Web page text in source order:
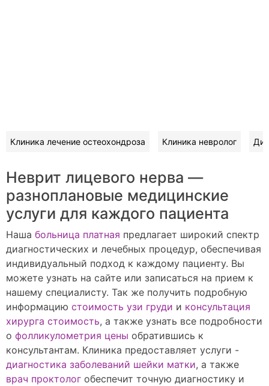
Клиника лечение остеохондроза Клиника невролог
Неврит лицевого нерва —
разноплановые медицинские
услуги для каждого пациента
Наша больница платная предлагает широкий спектр
диагностических и лечебных процедур, обеспечивая
индивидуальный подход к каждому пациенту. Вы
можете узнать на сайте или записаться на прием к
нашему специалисту. Так же получить подробную
информацию стоимость узи груди и консультация
хирурга стоимость, а также узнать все подробности
о фолликулометрия цены обратившись к
консультантам. Клиника предоставляет услуги -
диагностика заболеваний шейки матки, а также
врач проктолог обеспечит точную диагностику и